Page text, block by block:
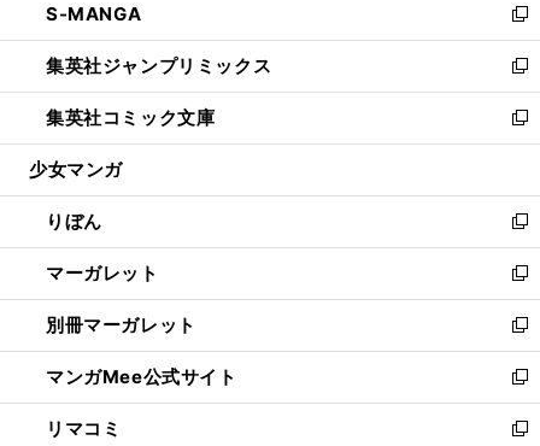
く
で
開
く
ド
ウ
で
開
く
ィ
ン
ド
ウ
で
開
い
ウ
ィ
ン
ド
ウ
開
く
S-MANGA
新
し
い
ウ
ィ
ン
ウ
で
開
く
集英社ジャンプリミックス
新
し
い
ウ
ン
ド
ウ
で
開
く
集英社コミック文庫
新
し
ウ
ィ
ン
ド
ウ
で
開
く
少女マンガ
りぼん
新
し
い
ウ
ィ
ン
ド
ウ
で
マーガレット
新
し
い
ウ
ィ
ン
ド
別冊マーガレット
新
し
い
ウ
ィ
マンガMee公式サイト
新
し
い
リマコミ 新